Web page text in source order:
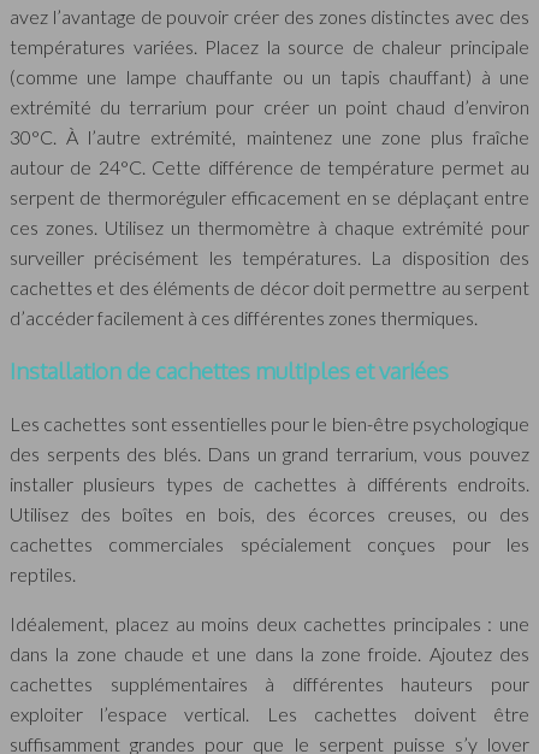
avez l’avantage de pouvoir créer des zones distinctes avec des
températures variées. Placez la source de chaleur principale
(comme une lampe chauffante ou un tapis chauffant) à une
extrémité du terrarium pour créer un point chaud d’environ
30°C. À l’autre extrémité, maintenez une zone plus fraîche
autour de 24°C. Cette différence de température permet au
serpent de thermoréguler efficacement en se déplaçant entre
ces zones. Utilisez un thermomètre à chaque extrémité pour
surveiller précisément les températures. La disposition des
cachettes et des éléments de décor doit permettre au serpent
d’accéder facilement à ces différentes zones thermiques.
Installation de cachettes multiples et variées
Les cachettes sont essentielles pour le bien-être psychologique
des serpents des blés. Dans un grand terrarium, vous pouvez
installer plusieurs types de cachettes à différents endroits.
Utilisez des boîtes en bois, des écorces creuses, ou des
cachettes commerciales spécialement conçues pour les
reptiles.
Idéalement, placez au moins deux cachettes principales : une
dans la zone chaude et une dans la zone froide. Ajoutez des
cachettes supplémentaires à différentes hauteurs pour
exploiter l’espace vertical. Les cachettes doivent être
suffisamment grandes pour que le serpent puisse s’y lover